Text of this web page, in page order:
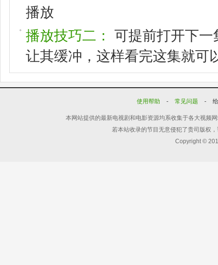
播放
播放技巧二：
可提前打开下
让其缓冲，这样看完这集就可
使用帮助 - 常见问题 -
本网站提供的最新电视剧和电影资源均系收集于各大视频
若本站收录的节目无意侵犯了贵司版权
Copyright ©